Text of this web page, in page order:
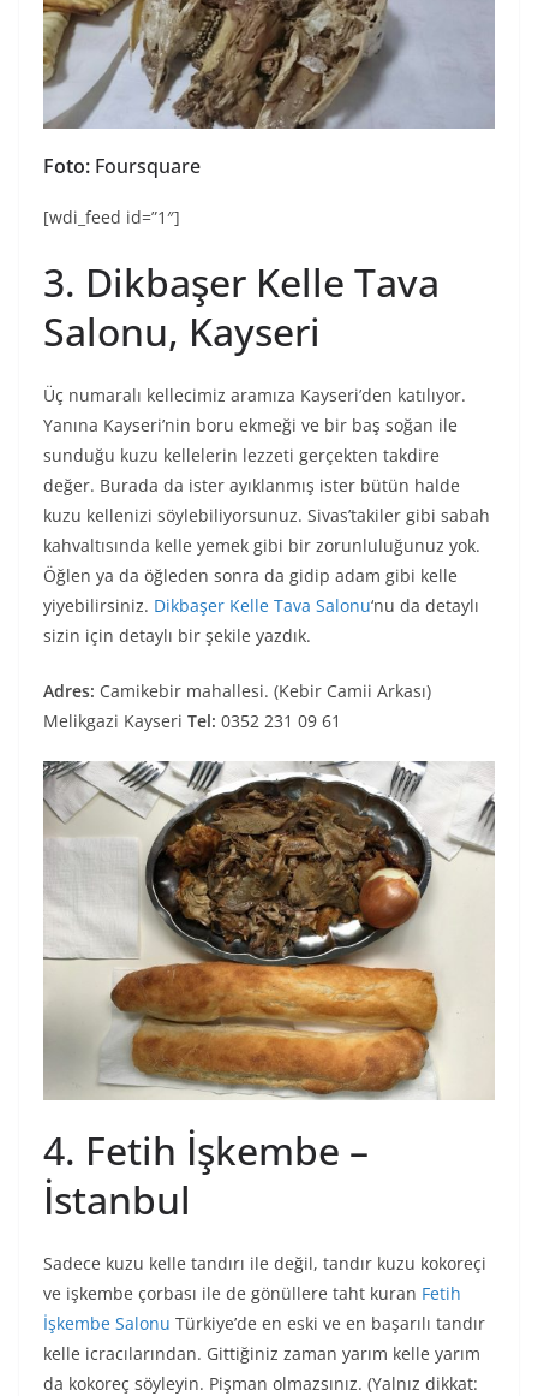
Foto: Foursquare
[wdi_feed id=”1″]
3. Dikbaşer Kelle Tava
Salonu, Kayseri
Üç numaralı kellecimiz aramıza Kayseri’den katılıyor.
Yanına Kayseri’nin boru ekmeği ve bir baş soğan ile
sunduğu kuzu kellelerin lezzeti gerçekten takdire
değer. Burada da ister ayıklanmış ister bütün halde
kuzu kellenizi söylebiliyorsunuz. Sivas’takiler gibi sabah
kahvaltısında kelle yemek gibi bir zorunluluğunuz yok.
Öğlen ya da öğleden sonra da gidip adam gibi kelle
yiyebilirsiniz. Dikbaşer Kelle Tava Salonu‘nu da detaylı
sizin için detaylı bir şekile yazdık.
Adres: Camikebir mahallesi. (Kebir Camii Arkası)
Melikgazi Kayseri Tel: 0352 231 09 61
4. Fetih İşkembe –
İstanbul
Sadece kuzu kelle tandırı ile değil, tandır kuzu kokoreçi
ve işkembe çorbası ile de gönüllere taht kuran Fetih
İşkembe Salonu Türkiye’de en eski ve en başarılı tandır
kelle icracılarından. Gittiğiniz zaman yarım kelle yarım
da kokoreç söyleyin. Pişman olmazsınız. (Yalnız dikkat: